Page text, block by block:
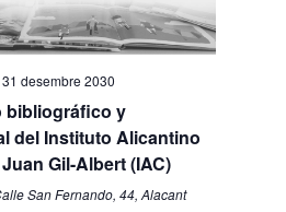
31 desembre 2030
bibliográfico y
del Instituto Alicantino
Gil-Albert (IAC)
San Fernando, 44, Alacant